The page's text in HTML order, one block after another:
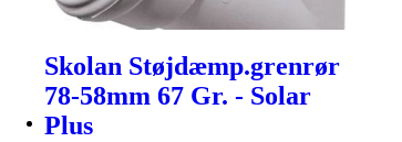
Skolan Støjdæmp.grenrør
78-58mm 67 Gr. - Solar
Plus